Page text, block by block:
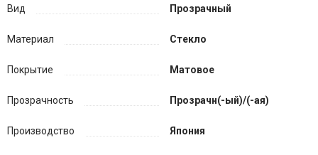
Вид Прозрачный
Материал Стекло
Покрытие Матовое
Прозрачность Прозрачн(-ый)/(-ая)
Производство Япония